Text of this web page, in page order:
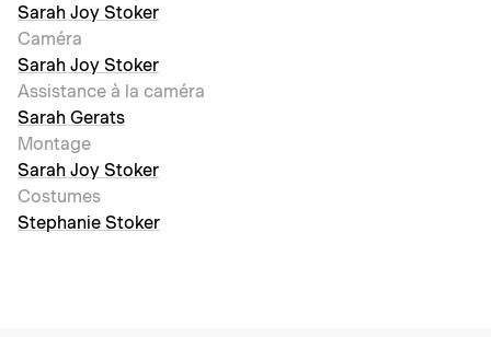
Sarah Joy Stoker
Caméra
Sarah Joy Stoker
Assistance à la caméra
Sarah Gerats
Montage
Sarah Joy Stoker
Costumes
Stephanie Stoker